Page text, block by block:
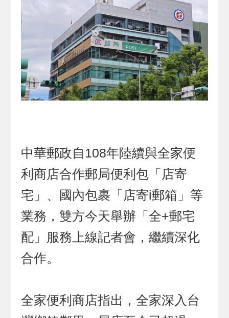
中華郵政自108年陸續與全家便
利商店合作郵局便利包「店寄
宅」、國內包裹「店寄i郵箱」等
業務，雙方今天舉辦「全+郵宅
配」服務上線記者會，繼續深化
合作。
全家便利商店指出，全家深入台